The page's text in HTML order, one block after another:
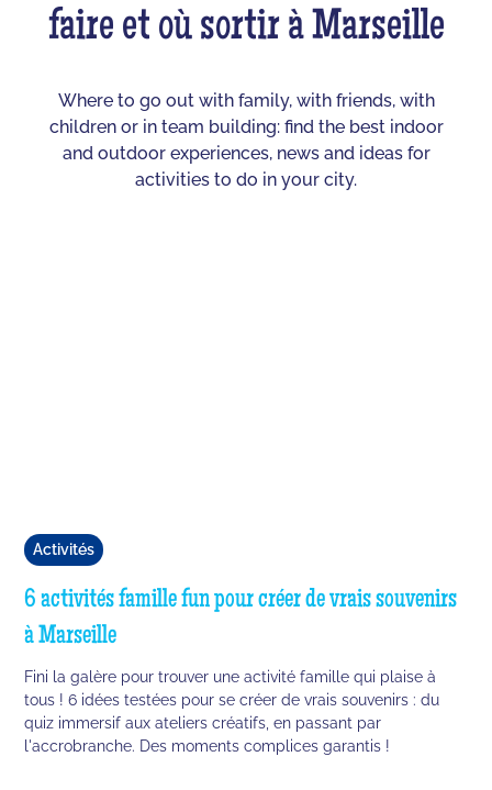
faire et où sortir à Marseille
Where to go out with family, with friends, with
children or in team building: find the best indoor
and outdoor experiences, news and ideas for
activities to do in your city.
Activités
6 activités famille fun pour créer de vrais souvenirs
à Marseille
Fini la galère pour trouver une activité famille qui plaise à
tous ! 6 idées testées pour se créer de vrais souvenirs : du
quiz immersif aux ateliers créatifs, en passant par
l'accrobranche. Des moments complices garantis !